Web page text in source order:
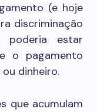
(e hoje
discriminação
poderia estar
o pagamento
dinheiro.
que acumulam